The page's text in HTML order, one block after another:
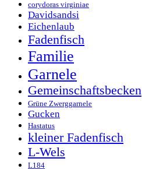
corydoras virginiae
Davidsandsi
Eichenlaub
Fadenfisch
Familie
Garnele
Gemeinschaftsbecken
Grüne Zwerggarnele
Gucken
Hastatus
kleiner Fadenfisch
L-Wels
L184